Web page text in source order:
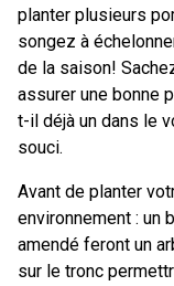
planter plusieurs
songez à
de la saison!
assurer une bonne
t-il déjà un dans le
souci.
Avant de planter
environnement : un
amendé feront un
sur le tronc